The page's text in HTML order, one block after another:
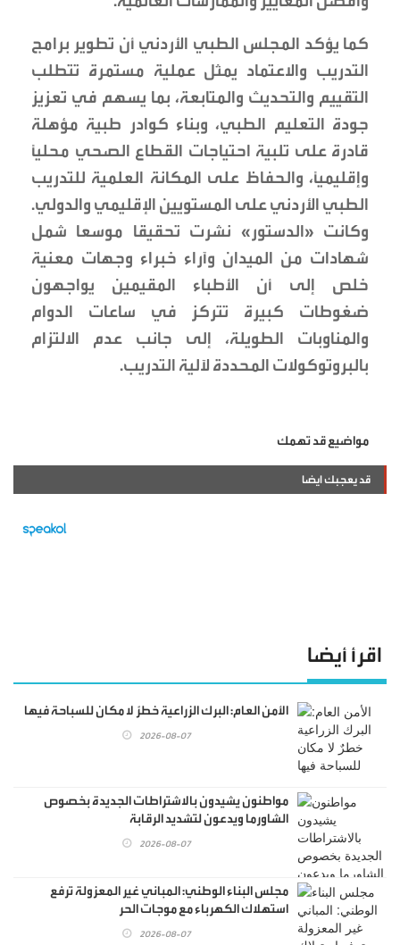
كما يؤكد المجلس الطبي الأردني أن تطوير برامج
التدريب والاعتماد يمثل عملية مستمرة تتطلب
التقييم والتحديث والمتابعة، بما يسهم في تعزيز
جودة التعليم الطبي، وبناء كوادر طبية مؤهلة
قادرة على تلبية احتياجات القطاع الصحي محليًا
وإقليميًا، والحفاظ على المكانة العلمية للتدريب
الطبي الأردني على المستويين الإقليمي والدولي.
وكانت «الدستور» نشرت تحقيقا موسعا شمل
شهادات من الميدان وآراء خبراء وجهات معنية
خلص إلى أن الأطباء المقيمين يواجهون
ضغوطات كبيرة تتركز في ساعات الدوام
والمناوبات الطويلة، إلى جانب عدم الالتزام
بالبروتوكولات المحددة لآلية التدريب.
مواضيع قد تهمك
قد يعجبك ايضا
اقرأ أيضا
الأمن العام: البرك الزراعية خطرٌ لا مكان للسباحة فيها
2026-08-07
مواطنون يشيدون بالاشتراطات الجديدة بخصوص
الشاورما ويدعون لتشديد الرقابة
2026-08-07
مجلس البناء الوطني: المباني غير المعزولة ترفع
استهلاك الكهرباء مع موجات الحر
2026-08-07